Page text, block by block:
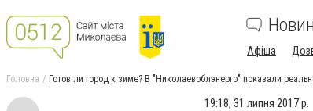
Афіша
Головна Готов ли город к зиме? В "Николаевоблэнерго" показали
19:18, 31 липня 2017 р.